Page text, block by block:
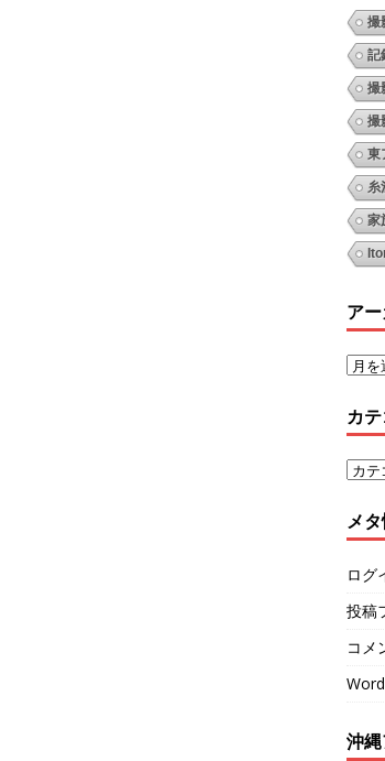
撮
記
撮
撮
東
糸
家
ア
カ
メ
ログ
投稿
コメ
沖